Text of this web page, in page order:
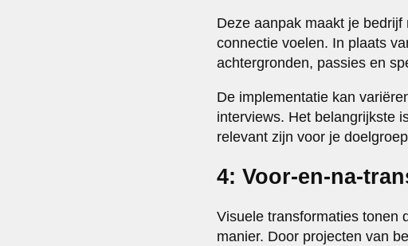
Deze aanpak maakt je
connectie voelen. In plaats
achtergronden, passies en
De implementatie kan
interviews. Het belangrijkste
relevant zijn voor je
4: Voor-en-na-
Visuele transformaties tonen
manier. Door projecten van